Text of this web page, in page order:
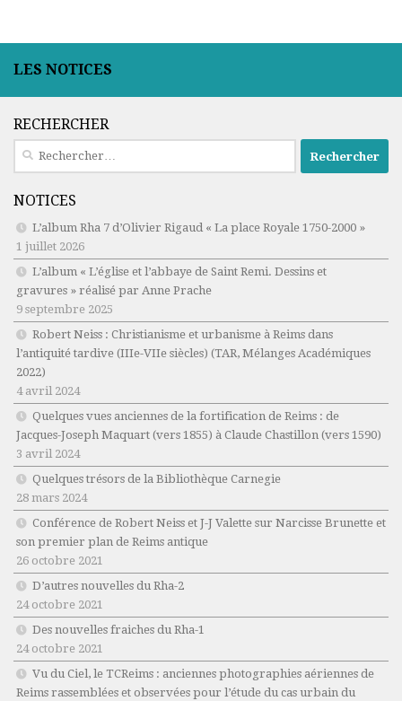
LES NOTICES
RECHERCHER
Rechercher :
NOTICES
L’album Rha 7 d’Olivier Rigaud « La place Royale 1750-2000 »
1 juillet 2026
L’album « L’église et l’abbaye de Saint Remi. Dessins et
gravures » réalisé par Anne Prache
9 septembre 2025
Robert Neiss : Christianisme et urbanisme à Reims dans
l’antiquité tardive (IIIe-VIIe siècles) (TAR, Mélanges Académiques
2022)
4 avril 2024
Quelques vues anciennes de la fortification de Reims : de
Jacques-Joseph Maquart (vers 1855) à Claude Chastillon (vers 1590)
3 avril 2024
Quelques trésors de la Bibliothèque Carnegie
28 mars 2024
Conférence de Robert Neiss et J-J Valette sur Narcisse Brunette et
son premier plan de Reims antique
26 octobre 2021
D’autres nouvelles du Rha-2
24 octobre 2021
Des nouvelles fraiches du Rha-1
24 octobre 2021
Vu du Ciel, le TCReims : anciennes photographies aériennes de
Reims rassemblées et observées pour l’étude du cas urbain du